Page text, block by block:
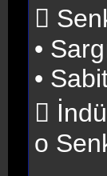

•
•

o